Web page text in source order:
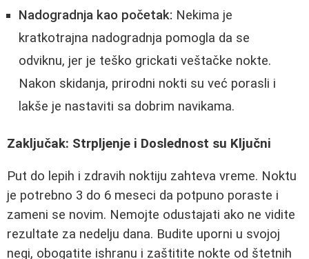
Nadogradnja kao početak: Nekima je
kratkotrajna nadogradnja pomogla da se
odviknu, jer je teško grickati veštačke nokte.
Nakon skidanja, prirodni nokti su već porasli i
lakše je nastaviti sa dobrim navikama.
Zaključak: Strpljenje i Doslednost su Ključni
Put do lepih i zdravih noktiju zahteva vreme. Noktu
je potrebno 3 do 6 meseci da potpuno poraste i
zameni se novim. Nemojte odustajati ako ne vidite
rezultate za nedelju dana. Budite uporni u svojoj
negi, obogatite ishranu i zaštitite nokte od štetnih